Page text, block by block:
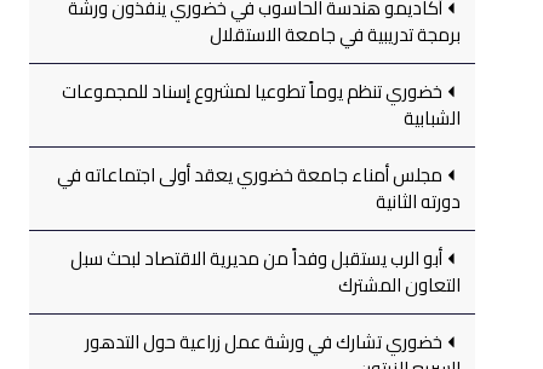
أكاديمو هندسة الحاسوب في خضوري ينفذون ورشة
برمجة تدريبية في جامعة الاستقلال
خضوري تنظم يوماً تطوعيا لمشروع إسناد للمجموعات
الشبابية
مجلس أمناء جامعة خضوري يعقد أولى اجتماعاته في
دورته الثانية
أبو الرب يستقبل وفداً من مديرية الاقتصاد لبحث سبل
التعاون المشترك
خضوري تشارك في ورشة عمل زراعية حول التدهور